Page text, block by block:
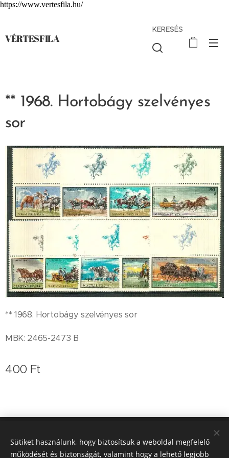
https://www.vertesfila.hu/
VÉRTESFILA
KERESÉS
** 1968. Hortobágy szelvényes
sor
** 1968. Hortobágy szelvényes sor
MBK: 2465-2473 B
400 Ft
Koleszár Zoltán bélyegkereskedő
0620/9364-757 Sütik
Sütiket használunk, hogy biztosítsuk a weboldal megfelelő
működését és biztonságát, valamint hogy a lehető legjobb